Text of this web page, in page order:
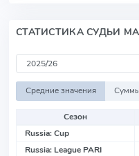
СТАТИСТИКА СУДЬИ
Средние значения Суммы
Сезон
Russia: Cup
Russia: League PARI